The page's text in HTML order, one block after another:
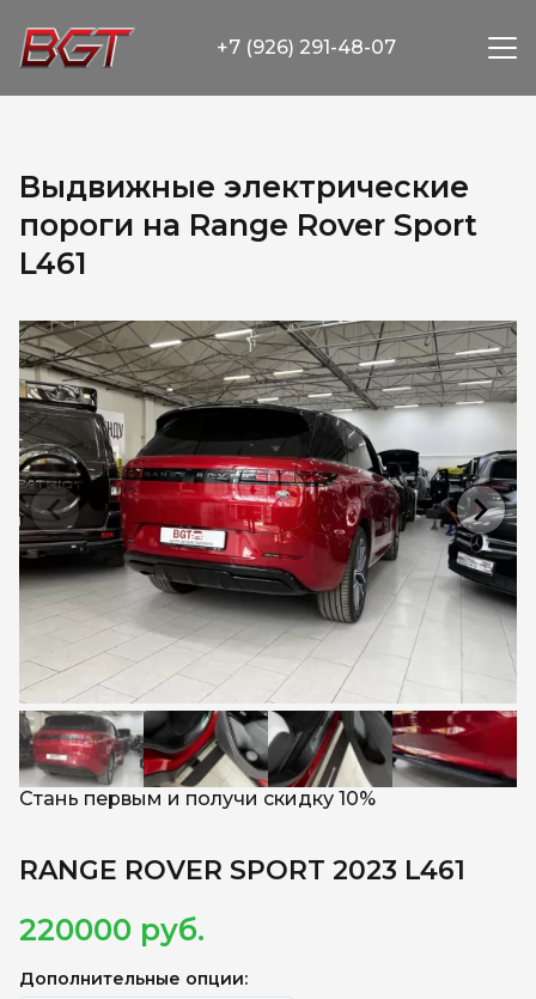
+7 (926) 291-48-07
Выдвижные электрические
пороги на Range Rover Sport
L461
Стань первым и получи скидку 10%
RANGE ROVER SPORT 2023 L461
220000 руб.
Дополнительные опции: